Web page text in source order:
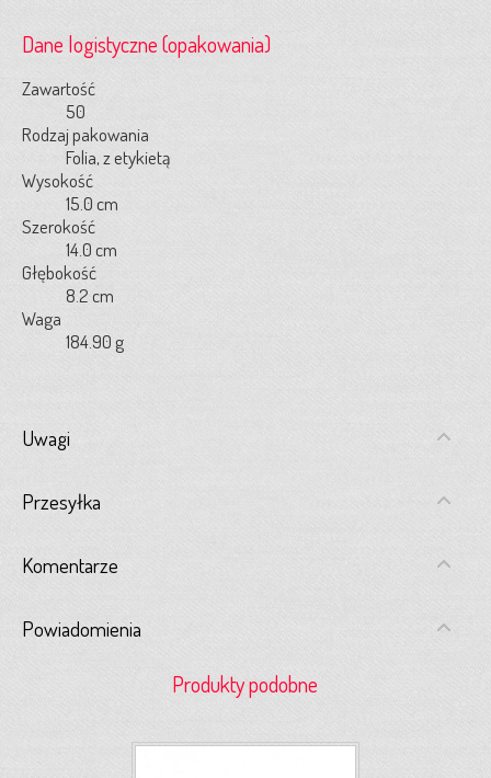
Dane logistyczne (opakowania)
Zawartość
50
Rodzaj pakowania
Folia, z etykietą
Wysokość
15.0 cm
Szerokość
14.0 cm
Głębokość
8.2 cm
Waga
184.90 g
Uwagi
Przesyłka
Komentarze
Powiadomienia
Produkty podobne